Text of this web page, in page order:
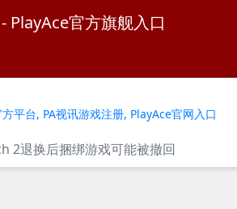
PlayAce官方旗舰入口
平台, PA视讯游戏注册, PlayAce官网入口
2退换后捆绑游戏可能被撤回